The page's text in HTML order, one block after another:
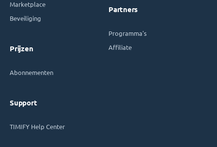
Marketplace
Beveiliging
Prijzen
Abonnementen
Support
TIMIFY Help Center
Partners
Programma's
Affiliate